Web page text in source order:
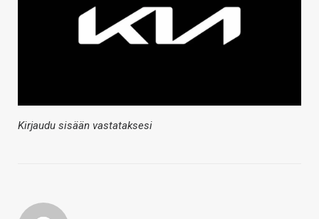
Kirjaudu sisään vastataksesi